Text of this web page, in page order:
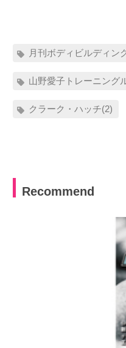
月刊ボディビルディン
山野愛子トレーニング
クラーク・ハッチ(2)
Recommend